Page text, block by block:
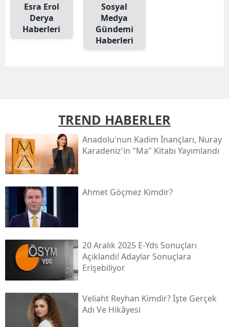
Esra Erol
Derya
Haberleri
Sosyal
Medya
Gündemi
Haberleri
TREND HABERLER
Anadolu'nun Kadim İnançları, Nuray
Karadeniz'in "ma" Kitabı Yayımlandı
Ahmet Göçmez Kimdir?
20 Aralık 2025 E-Yds Sonuçları
Açıklandı! Adaylar Sonuçlara
Erişebiliyor
Veliaht Reyhan Kimdir? İşte Gerçek
Adı Ve Hikâyesi